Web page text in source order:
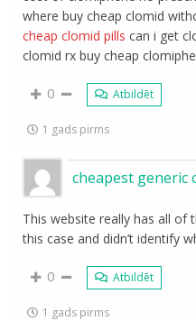
where buy cheap clomid
cheap clomid pills can i get
clomid rx buy cheap
0 Atbildēt
1 gads pirms
cheapest generic
This website really has all of
this case and didn’t identify
0 Atbildēt
1 gads pirms